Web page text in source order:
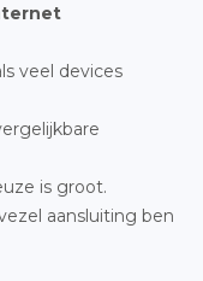
veel devices
is groot.
aansluiting ben